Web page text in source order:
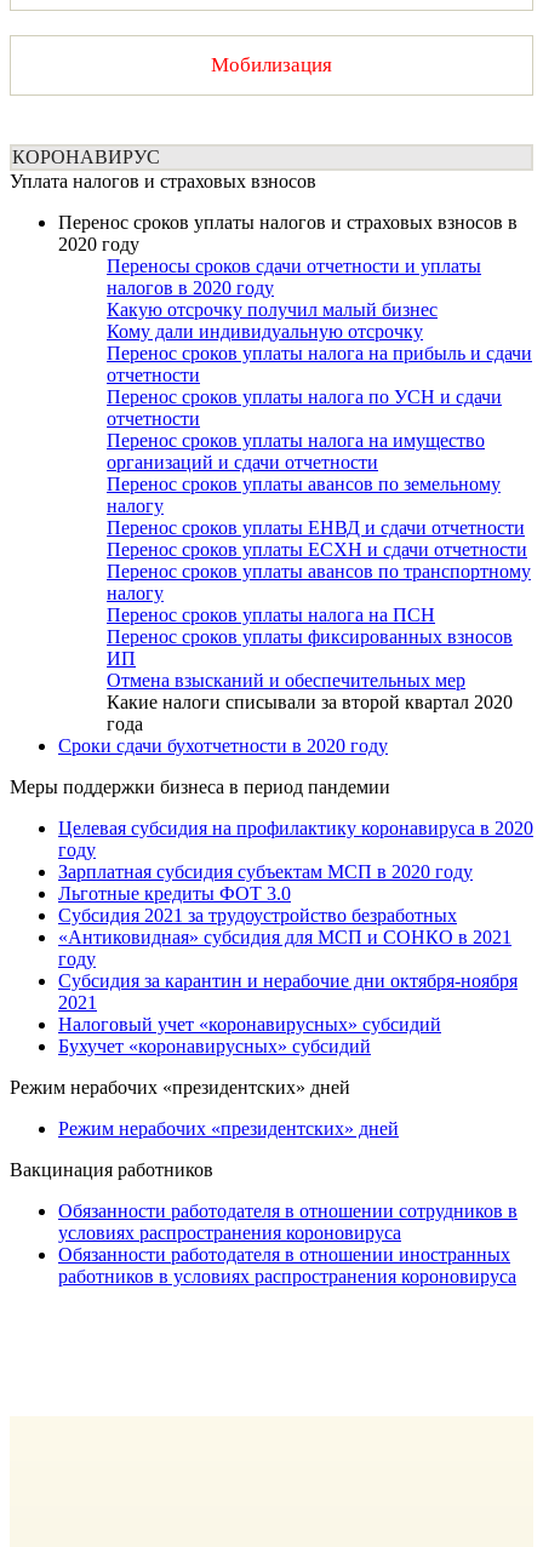
Мобилизация
КОРОНАВИРУС
Уплата налогов и страховых взносов
Перенос сроков уплаты налогов и страховых взносов в
2020 году
Переносы сроков сдачи отчетности и уплаты
налогов в 2020 году
Какую отсрочку получил малый бизнес
Кому дали индивидуальную отсрочку
Перенос сроков уплаты налога на прибыль и сдачи
отчетности
Перенос сроков уплаты налога по УСН и сдачи
отчетности
Перенос сроков уплаты налога на имущество
организаций и сдачи отчетности
Перенос сроков уплаты авансов по земельному
налогу
Перенос сроков уплаты ЕНВД и сдачи отчетности
Перенос сроков уплаты ЕСХН и сдачи отчетности
Перенос сроков уплаты авансов по транспортному
налогу
Перенос сроков уплаты налога на ПСН
Перенос сроков уплаты фиксированных взносов
ИП
Отмена взысканий и обеспечительных мер
Какие налоги списывали за второй квартал 2020
года
Сроки сдачи бухотчетности в 2020 году
Меры поддержки бизнеса в период пандемии
Целевая субсидия на профилактику коронавируса в 2020
году
Зарплатная субсидия субъектам МСП в 2020 году
Льготные кредиты ФОТ 3.0
Субсидия 2021 за трудоустройство безработных
«Антиковидная» субсидия для МСП и СОНКО в 2021
году
Субсидия за карантин и нерабочие дни октября-ноября
2021
Налоговый учет «коронавирусных» субсидий
Бухучет «коронавирусных» субсидий
Режим нерабочих «президентских» дней
Режим нерабочих «президентских» дней
Вакцинация работников
Обязанности работодателя в отношении сотрудников в
условиях распространения короновируса
Обязанности работодателя в отношении иностранных
работников в условиях распространения короновируса